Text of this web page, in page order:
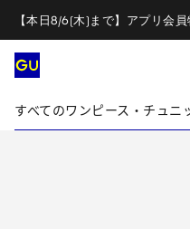
【本日8/6(木)まで】アプリ会
すべてのワンピース・チュニ